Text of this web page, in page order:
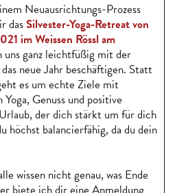
Neuausrichtungs-Prozess
dasSilvester-Yoga-Retreat von
im Weissen Rössl am
uns ganz leichtfüßig mit der
neue Jahr beschäftigen. Statt
es um echte Ziele mit
Genuss und positive
der dich stärkt um für dich
höchst balancierfähig, da du dein
wissen nicht genau, was Ende